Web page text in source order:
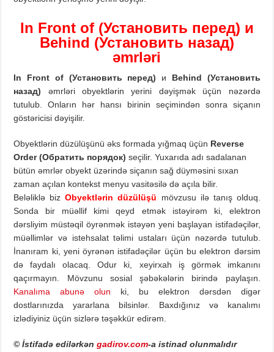
In Front of (Установить перед) и
Behind (Установить назад)
əmrləri
In Front of (Установить перед) и Behind (Установить
назад) əmrləri obyektlərin yerini dəyişmək üçün nəzərdə
tutulub. Onların hər hansı birinin seçimindən sonra siçanın
göstəricisi dəyişilir.
Obyektlərin düzülüşünü əks formada yığmaq üçün Reverse
Order (Обратить порядок)seçilir. Yuxarıda adı sadalanan
bütün əmrlər obyekt üzərində siçanın sağ düyməsini sıxan
zaman açılan kontekst menyu vasitəsilə də açıla bilir.
Beləliklə bizObyektlərin düzülüşü
mövzusu ilə tanış olduq.
Sonda bir müəllif kimi qeyd etmək istəyirəm ki, elektron
dərsliyim müstəqil öyrənmək istəyən yeni başlayan istifadəçilər,
müəllimlər və istehsalat təlimi ustaları üçün nəzərdə tutulub.
İnanıram ki, yeni öyrənən istifadəçilər üçün bu elektron dərsim
də faydalı olacaq. Odur ki, xeyirxah iş görmək imkanını
qaçırmayın. Mövzunu sosial şəbəkələrin birində paylaşın.
Kanalıma abunə olun ki, bu elektron dərsdən digər
dostlarınızda yararlana bilsinlər. Baxdığınız və kanalımı
izlədiyiniz üçün sizlərə təşəkkür edirəm.
© İstifadə edilərkəngadirov.com-a istinad olunmalıdır